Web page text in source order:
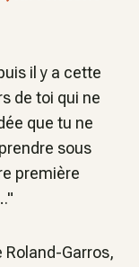
il y a cette
de toi qui ne
que tu ne
sous
première
Garros,